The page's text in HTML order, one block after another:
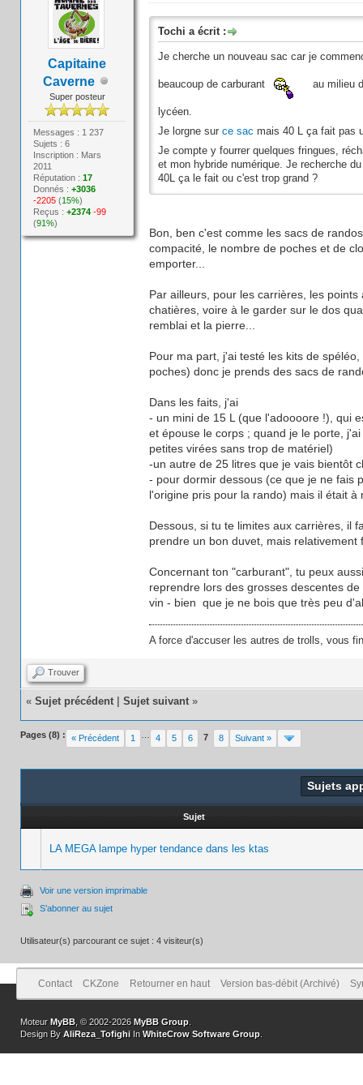
Capitaine
Caverne
Super posteur
Messages : 1 237
Sujets : 6
Inscription : Mars
2011
Réputation :17
Donnés :+3036
-2205 (15%)
Reçus :+2374 -99
(91%)
Tochi a écrit :
Je cherche un nouveau sac car je
beaucoup de carburant au milieu
lycéen.
Je lorgne sur ce sac mais 40 L ça fait pas
Je compte y fourrer quelques fringues,
et mon hybride numérique. Je recherche
40L ça le fait ou c'est trop grand ?
Bon, ben c'est comme les sacs de
compacité, le nombre de poches et de
emporter...
Par ailleurs, pour les carrières, les
chatières, voire à le garder sur le dos
remblai et la pierre...
Pour ma part, j'ai testé les kits de
poches) donc je prends des sacs de
Dans les faits, j'ai
- un mini de 15 L (que l'adoooore !), qui
et épouse le corps ; quand je le porte,
petites virées sans trop de matériel)
-un autre de 25 litres que je vais bientôt
- pour dormir dessous (ce que je ne fais
l'origine pris pour la rando) mais il était
Dessous, si tu te limites aux carrières, il
prendre un bon duvet, mais
Concernant ton "carburant", tu peux
reprendre lors des grosses descentes
vin - bien que je ne bois que très peu
A force d'accuser les autres de trolls, vous
Trouver
« Sujet précédent Sujet suivant »
Pages (8) : « Précédent 1 4 5 6 7 8 Suivant »
Sujets
Sujet
LA MEGA lampe hyper tendance dans les ktas
Voir une version imprimable
S’abonner au sujet
Utilisateur(s) parcourant ce sujet : 4 visiteur(s)
Contact CKZone Retourner en haut Version bas-débit (Archivé)
Moteur MyBB , © 2002-2026MyBB Group
Design By AliReza_Tofighi In WhiteCrow Software Group